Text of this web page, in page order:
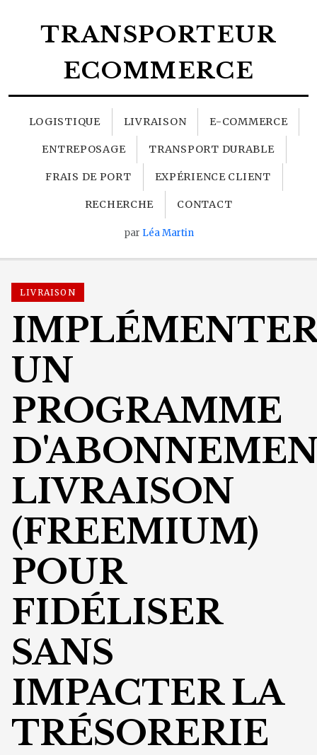
TRANSPORTEUR
ECOMMERCE
LOGISTIQUE LIVRAISON E-COMMERCE
ENTREPOSAGE TRANSPORT DURABLE
FRAIS DE PORT EXPÉRIENCE CLIENT
RECHERCHE CONTACT
par Léa Martin
LIVRAISON
IMPLÉMENTER
UN
PROGRAMME
LIVRAISON
(FREEMIUM)
POUR
FIDÉLISER
SANS
IMPACTER LA
TRÉSORERIE